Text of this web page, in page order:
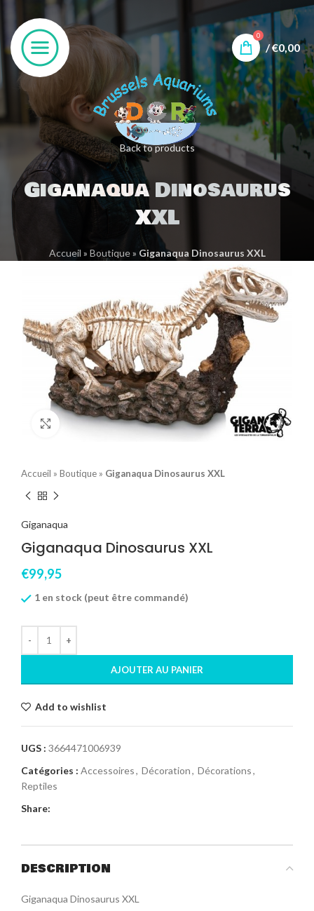
0
/€0,00
Back to products
Giganaqua Dinosaurus
XXL
Accueil » Boutique» Giganaqua Dinosaurus XXL
Click to enlarge
Accueil » Boutique » Giganaqua Dinosaurus XXL
Giganaqua
Giganaqua Dinosaurus XXL
€99,95
1 en stock (peut être commandé)
AJOUTER AU PANIER
Add to wishlist
UGS : 3664471006939
Catégories : Accessoires, Décoration, Décorations,
Reptiles
Share:
DESCRIPTION
Giganaqua Dinosaurus XXL